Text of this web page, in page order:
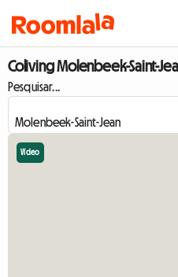
Coliving Molenbeek-Saint-
Pesquisar...
Vídeo